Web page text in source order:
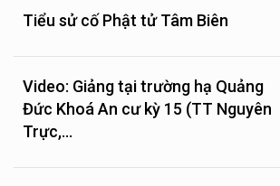
Tiểu sử cố Phật tử Tâm Biên
Video: Giảng tại trường hạ Quảng
Đức Khoá An cư kỳ 15 (TT Nguyên
Trực,...